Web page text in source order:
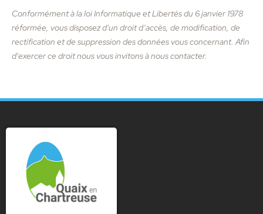
Conformément à la loi Informatique et Libertés du 6 janvier 1978
réformée, vous disposez d'un droit d’accès, de modification, de
rectification et de suppression des données vous concernant. Afin
d'exercer ce droit nous vous invitons à nous contacter.